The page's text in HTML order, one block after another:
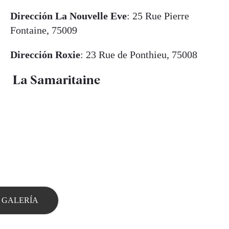
Dirección La Nouvelle Eve: 25 Rue Pierre
Fontaine, 75009
Dirección Roxie: 23 Rue de Ponthieu, 75008
La Samaritaine
GALERÍA